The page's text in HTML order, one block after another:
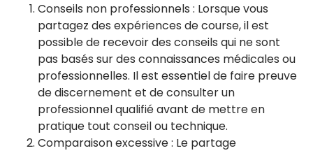
Conseils non professionnels : Lorsque vous
partagez des expériences de course, il est
possible de recevoir des conseils qui ne sont
pas basés sur des connaissances médicales ou
professionnelles. Il est essentiel de faire preuve
de discernement et de consulter un
professionnel qualifié avant de mettre en
pratique tout conseil ou technique.
Comparaison excessive : Le partage